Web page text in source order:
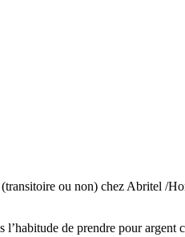
ou non) chez Abritel /
de prendre pour